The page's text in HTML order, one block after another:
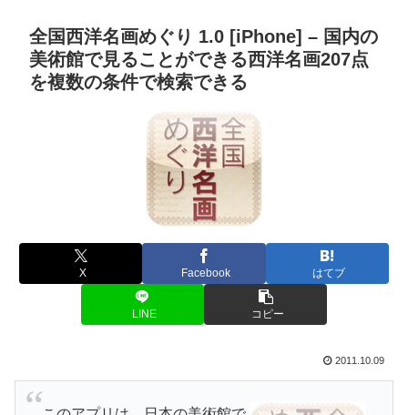
全国西洋名画めぐり 1.0 [iPhone] – 国内の
美術館で見ることができる西洋名画207点
を複数の条件で検索できる
X Facebook はてブ
LINE コピー
2011.10.09